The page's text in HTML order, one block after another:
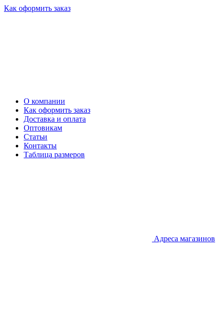
Как оформить заказ
О компании
Как оформить заказ
Доставка и оплата
Оптовикам
Статьи
Контакты
Таблица размеров
Адреса магазинов